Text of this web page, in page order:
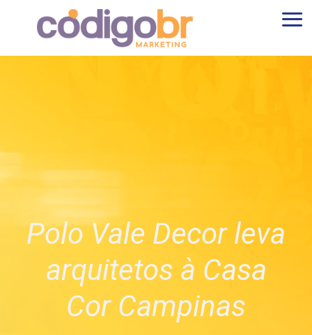
Polo Vale Decor leva
arquitetos à Casa
Cor Campinas